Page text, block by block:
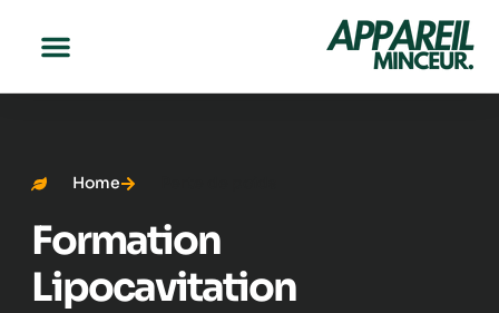
Home
Formation
Lipocavitation